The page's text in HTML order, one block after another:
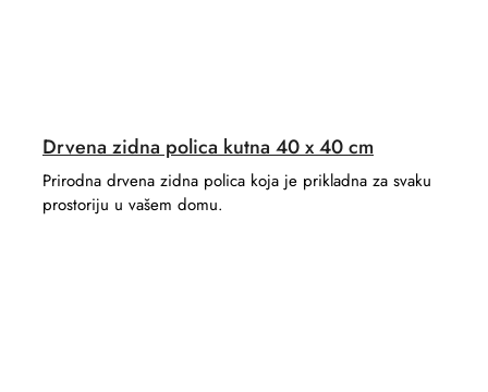
Drvena zidna polica kutna 40 x 40 cm
Prirodna drvena zidna polica koja je prikladna za svaku
prostoriju u vašem domu.